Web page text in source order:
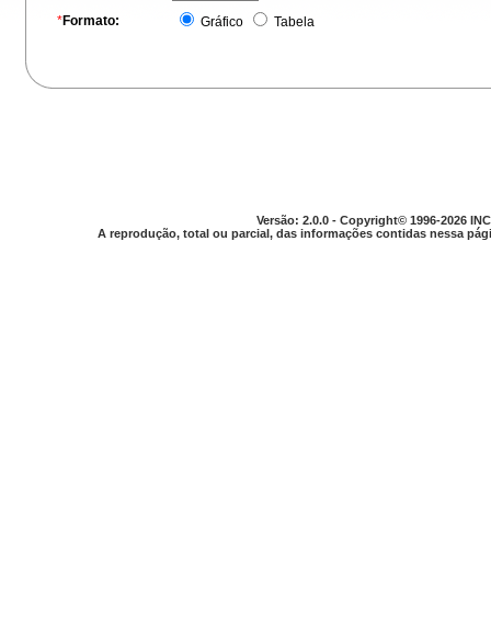
*Formato: Gráfico Tabela
Versão: 2.0.0 - Copyright© 1996-2026
A reprodução, total ou parcial, das informações contidas nessa